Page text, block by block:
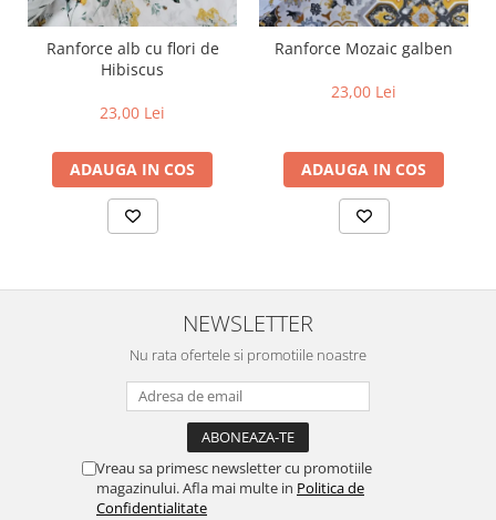
Ranforce alb cu flori de
Hibiscus
23,00 Lei
ADAUGA IN COS
Ranforce Mozaic galben
23,00 Lei
ADAUGA IN COS
NEWSLETTER
Nu rata ofertele si promotiile noastre
Vreau sa primesc newsletter cu promotiile
magazinului. Afla mai multe in Politica de
Confidentialitate